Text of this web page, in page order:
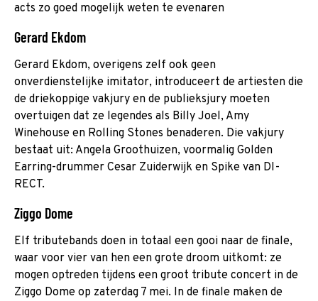
acts zo goed mogelijk weten te evenaren
Gerard Ekdom
Gerard Ekdom, overigens zelf ook geen
onverdienstelijke imitator, introduceert de artiesten die
de driekoppige vakjury en de publieksjury moeten
overtuigen dat ze legendes als Billy Joel, Amy
Winehouse en Rolling Stones benaderen. Die vakjury
bestaat uit: Angela Groothuizen, voormalig Golden
Earring-drummer Cesar Zuiderwijk en Spike van DI-
RECT.
Ziggo Dome
Elf tributebands doen in totaal een gooi naar de finale,
waar voor vier van hen een grote droom uitkomt: ze
mogen optreden tijdens een groot tribute concert in de
Ziggo Dome op zaterdag 7 mei. In de finale maken de